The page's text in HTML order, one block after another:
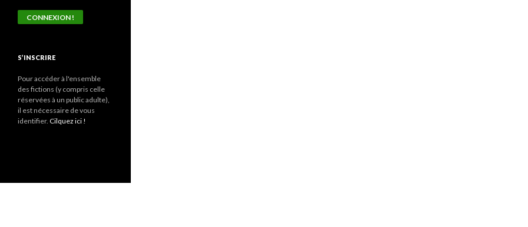
S’INSCRIRE
Pour accéder à l'ensemble
des fictions (y compris celle
réservées à un public adulte),
il est nécessaire de vous
identifier. Cilquez ici !